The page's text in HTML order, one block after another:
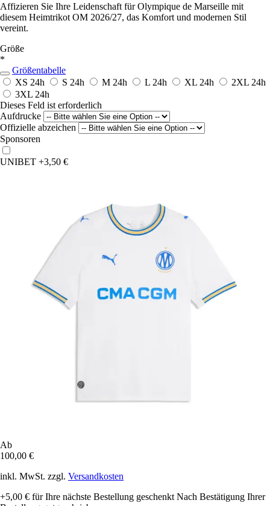
Affizieren Sie Ihre Leidenschaft für Olympique de Marseille mit
diesem Heimtrikot OM 2026/27, das Komfort und modernen Stil
vereint.
Größe
*
Größentabelle
XS 24h S 24h M 24h L 24h XL 24h 2XL 24h
3XL 24h
Dieses Feld ist erforderlich
Aufdrucke
Offizielle abzeichen
Sponsoren
UNIBET +3,50 €
Ab
100,00 €
inkl. MwSt. zzgl. Versandkosten
+5,00 € für Ihre nächste Bestellung geschenkt Nach Bestätigung Ihrer